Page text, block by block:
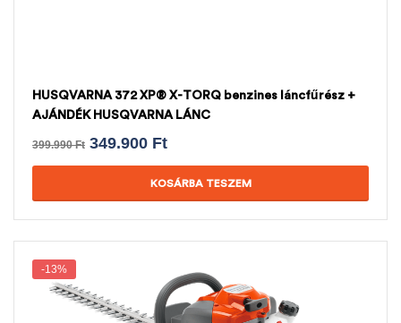
HUSQVARNA 372 XP® X-TORQ benzines láncfűrész +
AJÁNDÉK HUSQVARNA LÁNC
399.990Ft 349.900 Ft
KOSÁRBA TESZEM
-13%